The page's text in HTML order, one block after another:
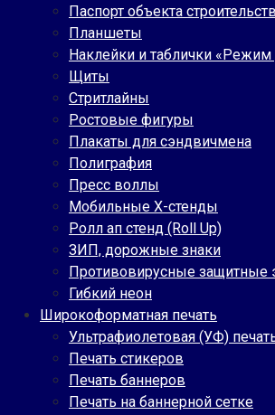
Паспорт объекта
Планшеты
Наклейки и таблички «Режим
Щиты
Стритлайны
Ростовые фигуры
Плакаты для сэндвичмена
Полиграфия
Пресс воллы
Мобильные Х-стенды
Ролл ап стенд (Roll Up)
ЗИП, дорожные знаки
Противовирусные защитные
Гибкий неон
Широкоформатная печать
Ультрафиолетовая (УФ)
Печать стикеров
Печать баннеров
Печать на баннерной сетке